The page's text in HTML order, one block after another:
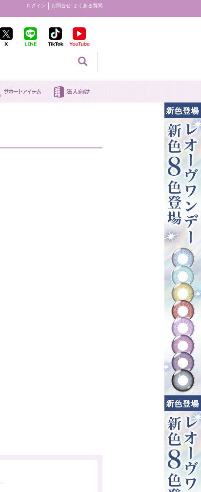
ログイン お問合せ よくある質問